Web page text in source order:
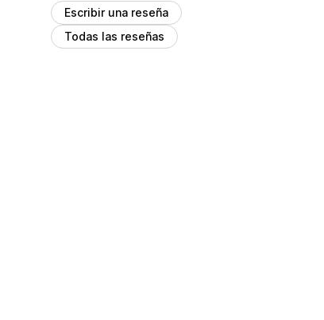
Escribir una reseña
Todas las reseñas